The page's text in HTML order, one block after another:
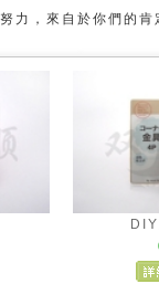
力，來自於你們的肯